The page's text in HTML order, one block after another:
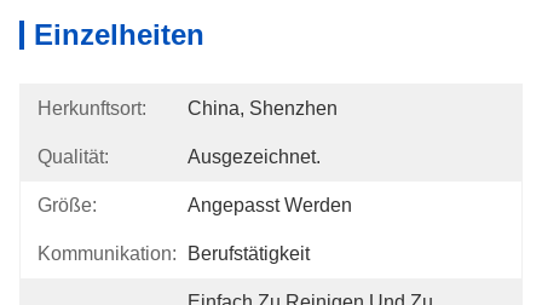
Einzelheiten
Herkunftsort: China, Shenzhen
Qualität: Ausgezeichnet.
Größe: Angepasst Werden
Kommunikation: Berufstätigkeit